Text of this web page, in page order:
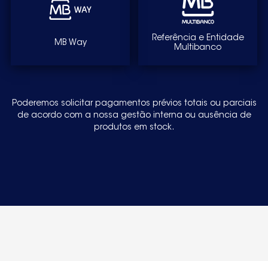
MB Way
Referência e Entidade
Multibanco
Poderemos solicitar pagamentos prévios totais ou parciais
de acordo com a nossa gestão interna ou ausência de
produtos em stock.